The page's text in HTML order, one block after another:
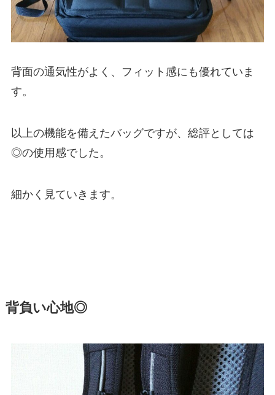
背面の通気性がよく、フィット感にも優れていま
す。
以上の機能を備えたバッグですが、総評としては
◎の使用感でした。
細かく見ていきます。
背負い心地◎